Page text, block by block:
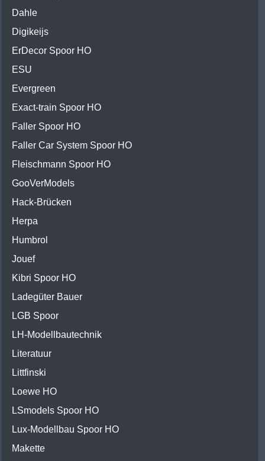
Dahle
Digikeijs
ErDecor Spoor HO
ESU
Evergreen
Exact-train Spoor HO
Faller Spoor HO
Faller Car System Spoor HO
Fleischmann Spoor HO
GooVerModels
Hack-Brücken
Herpa
Humbrol
Jouef
Kibri Spoor HO
Ladegüter Bauer
LGB Spoor
LH-Modellbautechnik
Literatuur
Littfinski
Loewe HO
LSmodels Spoor HO
Lux-Modellbau Spoor HO
Makette